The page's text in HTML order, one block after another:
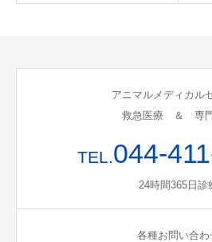
アニマルメディカル
救急医療 ＆ 専
TEL.044-
24時間365日診
各種お問い合わ